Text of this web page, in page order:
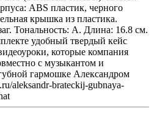
ABS пластик, черного
крышка из пластика.
Тональность: A. Длина: 16.8 см.
удобный твердый кейс
которые компания
с музыкантом и
гармошке Александром
aleksandr-brateckij-gubnaya-